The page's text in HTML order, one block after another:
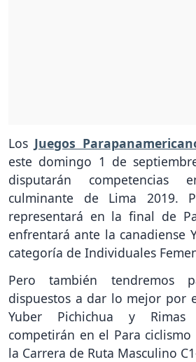
Los Juegos
este domingo 1 de
disputarán competencias
culminante de Lima 2019.
representará en la final de
enfrentará ante la canadiense
categoría de Individuales
Pero también tendremos
dispuestos a dar lo mejor por
Yuber Pichichua y Rimas
competirán en el Para
la Carrera de Ruta Masculino